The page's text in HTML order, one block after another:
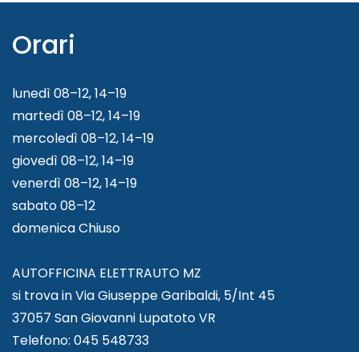
Orari
lunedì 08–12, 14–19
martedì 08–12, 14–19
mercoledì 08–12, 14–19
giovedì 08–12, 14–19
venerdì 08–12, 14–19
sabato 08–12
domenica Chiuso
AUTOFFICINA ELETTRAUTO MZ
si trova in Via Giuseppe Garibaldi, 5/Int 45
37057 San Giovanni Lupatoto VR
Telefono: 045 548733